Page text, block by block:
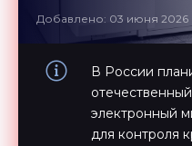
Добавлено: 03 июня 2026
В России
электронный
для контроля